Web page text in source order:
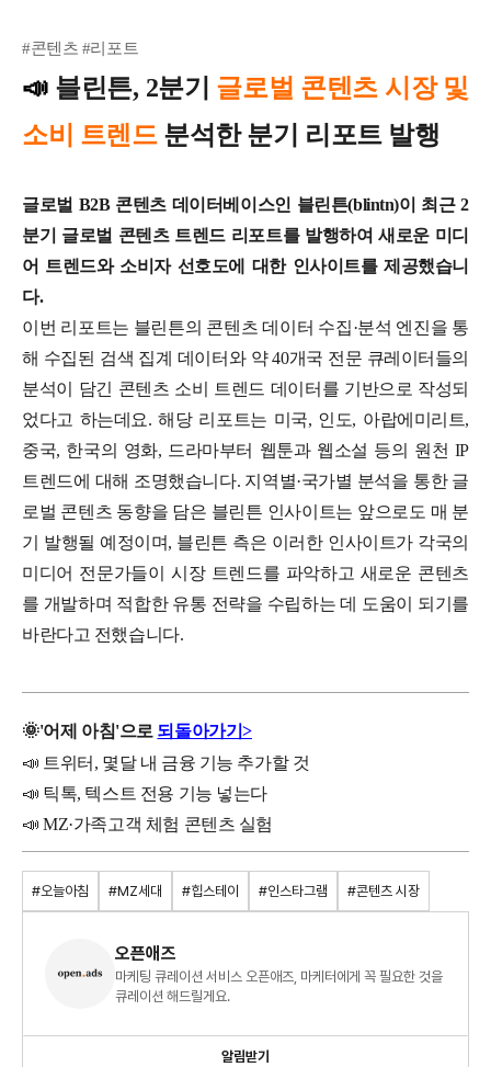
#콘텐츠 #리포트
📣 블린튼, 2분기 글로벌 콘텐츠 시장 및
소비 트렌드분석한 분기 리포트 발행
글로벌 B2B 콘텐츠 데이터베이스인 블린튼(blintn)이 최근 2
분기 글로벌 콘텐츠 트렌드 리포트를 발행하여 새로운 미디
어 트렌드와 소비자 선호도에 대한 인사이트를 제공했습니
다.
이번 리포트는 블린튼의 콘텐츠 데이터 수집·분석 엔진을 통
해 수집된 검색 집계 데이터와 약 40개국 전문 큐레이터들의
분석이 담긴 콘텐츠 소비 트렌드 데이터를 기반으로 작성되
었다고 하는데요.해당 리포트는 미국, 인도, 아랍에미리트,
중국, 한국의 영화, 드라마부터 웹툰과 웹소설 등의 원천 IP
트렌드에 대해 조명했습니다. 지역별·국가별 분석을 통한 글
로벌 콘텐츠 동향을 담은 블린튼 인사이트는 앞으로도 매 분
기 발행될 예정이며, 블린튼 측은 이러한 인사이트가 각국의
미디어 전문가들이 시장 트렌드를 파악하고 새로운 콘텐츠
를 개발하며 적합한 유통 전략을 수립하는 데 도움이 되기를
바란다고 전했습니다.
🌞'어제 아침'으로 되돌아가기>
📣 트위터, 몇달 내 금융 기능 추가할 것
📣 틱톡, 텍스트 전용 기능 넣는다
📣 MZ·가족고객 체험 콘텐츠 실험
#오늘아침 #MZ세대 #힙스테이 #인스타그램 #콘텐츠 시장
오픈애즈
마케팅 큐레이션 서비스 오픈애즈, 마케터에게 꼭 필요한 것을
큐레이션 해드릴게요.
알림받기